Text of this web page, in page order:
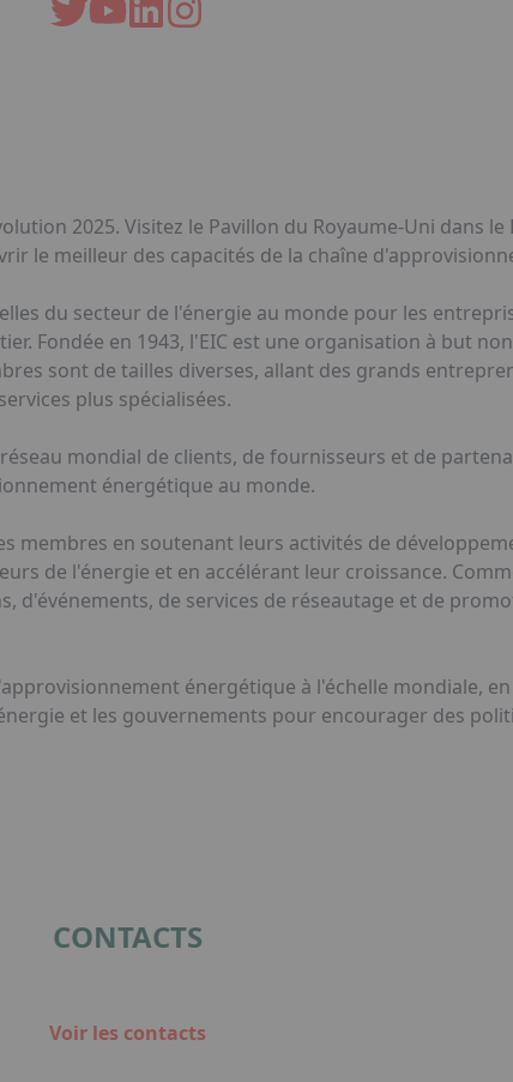
2025. Visitez le Pavillon du Royaume-Uni dans le
le meilleur des capacités de la chaîne
du secteur de l'énergie au monde pour les
Fondée en 1943, l'EIC est une organisation à but
sont de tailles diverses, allant des grands
plus spécialisées.
mondial de clients, de fournisseurs et de
énergétique au monde.
membres en soutenant leurs activités de
de l'énergie et en accélérant leur croissance.
d'événements, de services de réseautage et de
énergétique à l'échelle mondiale,
et les gouvernements pour encourager des
CONTACTS
Voir les contacts